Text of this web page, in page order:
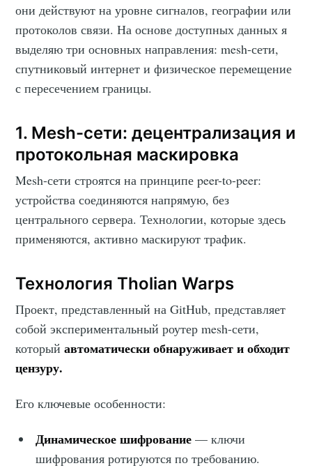
они действуют на уровне сигналов, географии или
протоколов связи. На основе доступных данных я
выделяю три основных направления: mesh-сети,
спутниковый интернет и физическое перемещение
с пересечением границы.
1. Mesh-сети: децентрализация и
протокольная маскировка
Mesh-сети строятся на принципе peer-to-peer:
устройства соединяются напрямую, без
центрального сервера. Технологии, которые здесь
применяются, активно маскируют трафик.
Технология Tholian Warps
Проект, представленный на GitHub, представляет
собой экспериментальный роутер mesh-сети,
которыйавтоматически обнаруживает и обходит
цензуру.
Его ключевые особенности:
Динамическое шифрование — ключи
шифрования ротируются по требованию.